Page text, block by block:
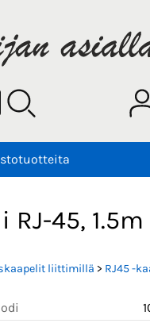
45,
liittimillä > RJ45 -